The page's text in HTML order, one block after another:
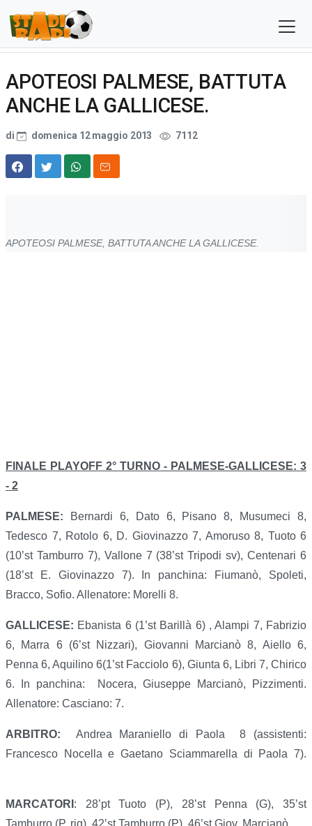
APOTEOSI PALMESE, BATTUTA
ANCHE LA GALLICESE.
di domenica 12 maggio 2013 7112
APOTEOSI PALMESE, BATTUTA ANCHE LA GALLICESE.
FINALE PLAYOFF 2° TURNO - PALMESE-GALLICESE: 3
- 2
PALMESE:
Bernardi 6, Dato 6, Pisano 8, Musumeci 8,
Tedesco 7, Rotolo 6, D. Giovinazzo 7, Amoruso 8, Tuoto 6
(10’st Tamburro 7), Vallone 7 (38’st Tripodi sv), Centenari 6
(18’st E. Giovinazzo 7). In panchina: Fiumanò, Spoleti,
Bracco, Sofio. Allenatore: Morelli 8.
GALLICESE: Ebanista 6 (1’st Barillà 6) , Alampi 7, Fabrizio
6, Marra 6 (6’st Nizzari), Giovanni Marcianò 8, Aiello 6,
Penna 6, Aquilino 6(1’st Facciolo 6), Giunta 6, Libri 7, Chirico
6. In panchina: Nocera, Giuseppe Marcianò, Pizzimenti.
Allenatore: Casciano: 7.
ARBITRO: Andrea Maraniello di Paola 8 (assistenti:
Francesco Nocella e Gaetano Sciammarella di Paola 7).
MARCATORI : 28’pt Tuoto (P), 28’st Penna (G), 35’st